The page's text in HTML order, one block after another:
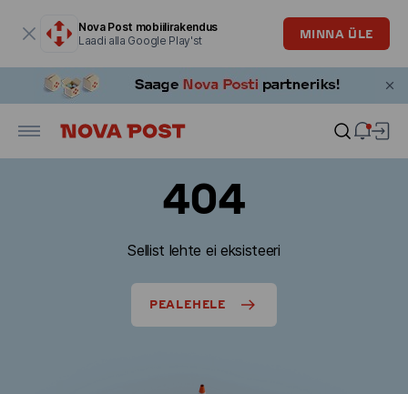
Nova Post mobiilirakendus
Laadi alla Google Play'st
MINNA ÜLE
404
Sellist lehte ei eksisteeri
PEALEHELE